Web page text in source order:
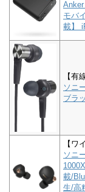
モバ
載】
【有
ソニ
ブラ
【ワ
ソニ
載/
生/高